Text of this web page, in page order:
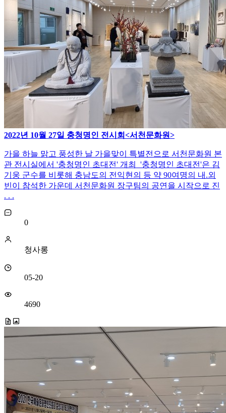
2022년 10월 27일 충청명인 전시회<서천문화원>
가을 하늘 맑고 풍성한 날 가을맞이 특별전으로 서천문화원 본
관 전시실에서 '충청명인 초대전' 개최 '충청명인 초대전'은 김
기웅 군수를 비롯해 충남도의 전익현의 등 약 90여명의 내.외
빈이 참석한 가운데 서천문화원 장구팀의 공연을 시작으로 진
. . .
0
청사롱
05-20
4690